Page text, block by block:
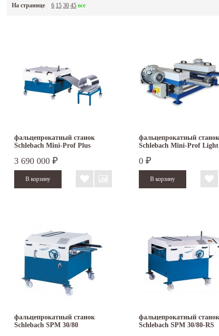
На странице 6 15 30 45 все
фальцепрокатный станок
Schlebach Mini-Prof Plus
3 690 000 ₽
фальцепрокатный станок
Schlebach Mini-Prof Light
0 ₽
фальцепрокатный станок
Schlebach SPM 30/80
фальцепрокатный станок
Schlebach SPM 30/80-RS